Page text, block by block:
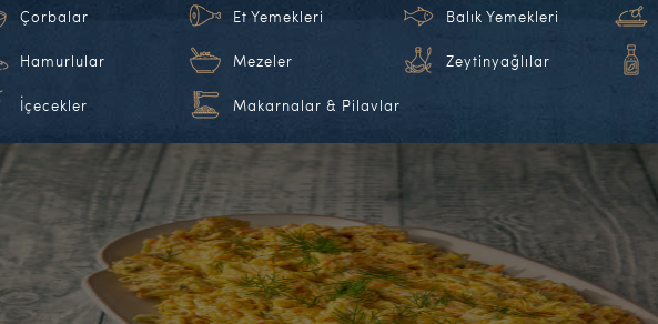
Çorbalar Et Yemekleri Balık Yemekleri
Hamurlular Mezeler Zeytinyağlılar
İçecekler Makarnalar & Pilavlar